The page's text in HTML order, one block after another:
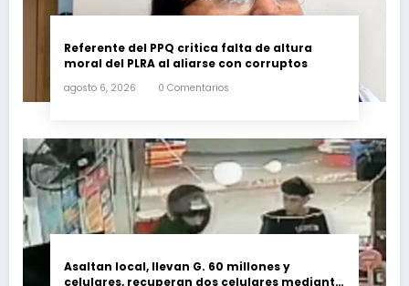
Referente del PPQ critica falta de altura
moral del PLRA al aliarse con corruptos
agosto 6, 2026 0 Comentarios
Asaltan local, llevan G. 60 millones y
celulares, recuperan dos celulares mediante